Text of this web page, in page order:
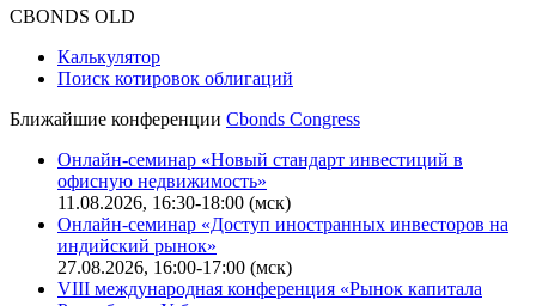
CBONDS OLD
Калькулятор
Поиск котировок облигаций
Ближайшие конференции Cbonds Congress
Онлайн-семинар «Новый стандарт инвестиций в
офисную недвижимость»
11.08.2026, 16:30-18:00 (мск)
Онлайн-семинар «Доступ иностранных инвесторов на
индийский рынок»
27.08.2026, 16:00-17:00 (мск)
VIII международная конференция «Рынок капитала